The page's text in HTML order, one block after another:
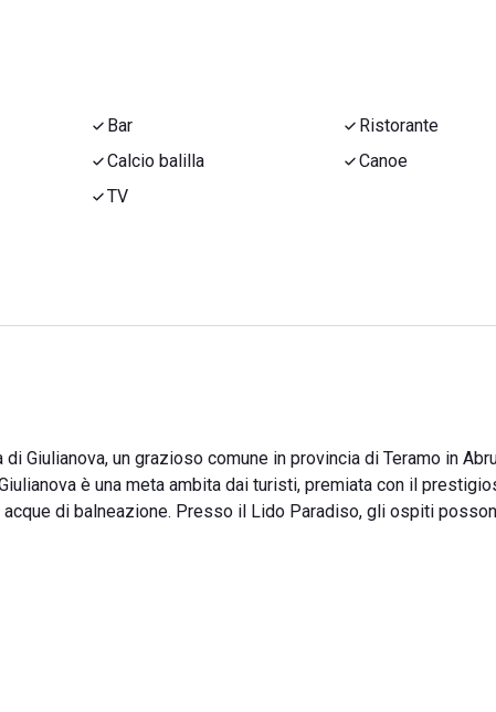
Bar
Ristorante
Calcio balilla
Canoe
TV
Giulianova, un grazioso comune in provincia di Teramo in
è una meta ambita dai turisti, premiata con il
di balneazione. Presso il Lido Paradiso, gli ospiti